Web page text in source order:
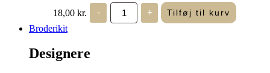
18,00 kr. -
Gütermann
Ritråd
-
+ Tilføj til kurv
Broderikit
Designere